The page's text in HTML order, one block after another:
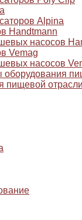
Alpina
Handtmann
насосов
Vemag
насосов
пищевой отрасли